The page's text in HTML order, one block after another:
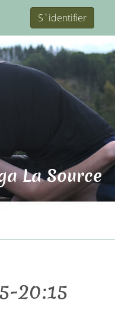
S`identifier
La Source
20:15